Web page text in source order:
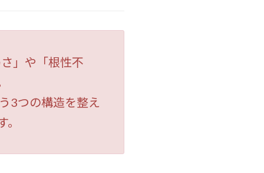
」や「根性不
3つの構造を整え